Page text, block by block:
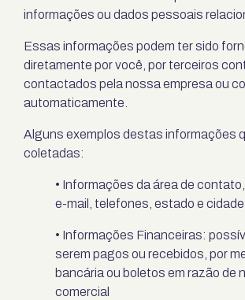
informações ou dados pessoais
Essas informações podem ter sido
diretamente por você, por terceiros
contactados pela nossa empresa ou
automaticamente.
Alguns exemplos destas informações
coletadas:
• Informações da área de contato,
e-mail, telefones, estado e cidade.
• Informações Financeiras:
serem pagos ou recebidos, por
bancária ou boletos em razão de
comercial